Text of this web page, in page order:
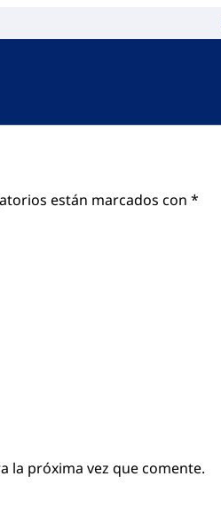
están marcados con *
la próxima vez que comente.